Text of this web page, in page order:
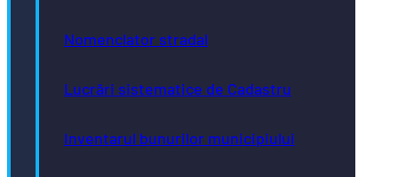
Nomenclator stradal
Lucrări sistematice de Cadastru
Inventarul bunurilor municipiului